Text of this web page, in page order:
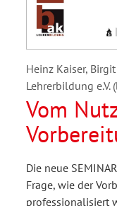
Heinz Kaiser,
Lehrerbildung e.V.
Vom
Die neue
Frage, wie der
professionalisiert